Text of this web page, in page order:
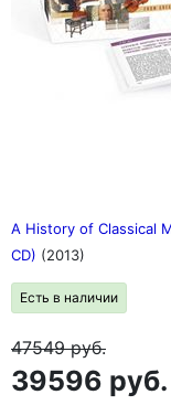
A History of Classical
CD) (2013)
Есть в наличии
47549руб.
39596 руб.